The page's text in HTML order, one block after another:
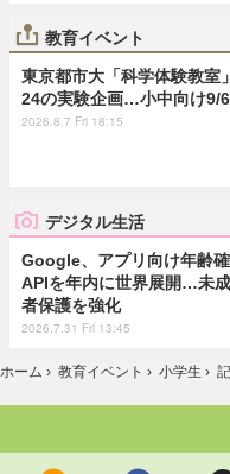
教育イベント
東京都市大「科学体験教室」
24の実験企画…小中向け9/6
2026.8.7 Fri 18:15
デジタル生活
Google、アプリ向け年齢
APIを年内に世界展開…未
者保護を強化
2026.7.31 Fri 13:45
ホーム › 教育イベント › 小学生 ›